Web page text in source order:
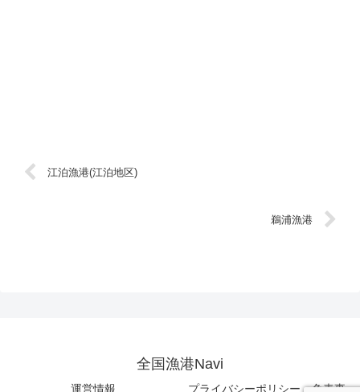
江泊漁港(江泊地区)
鵜浦漁港
全国漁港Navi
運営情報 プライバシーポリシー・免責事